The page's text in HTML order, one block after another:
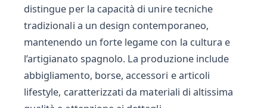
distingue per la capacità di unire tecniche
tradizionali a un design contemporaneo,
mantenendo un forte legame con la cultura e
l’artigianato spagnolo. La produzione include
abbigliamento, borse, accessori e articoli
lifestyle, caratterizzati da materiali di altissima